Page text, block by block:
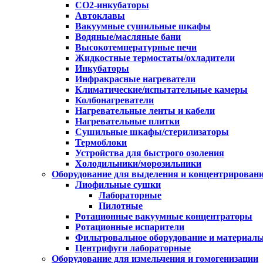
CO2-инкубаторы
Автоклавы
Вакуумные сушильные шкафы
Водяные/масляные бани
Высокотемпературные печи
Жидкостные термостаты/охладители
Инкубаторы
Инфракрасные нагреватели
Климатические/испытательные камеры
Колбонагреватели
Нагревательные ленты и кабели
Нагревательные плитки
Сушильные шкафы/стерилизаторы
Термоблоки
Устройства для быстрого озоления
Холодильники/морозильники
Оборудование для выделения и
Лиофильные сушки
Лабораторные
Пилотные
Ротационные вакуумные концентраторы
Ротационные испарители
Фильтровальное оборудование и
Центрифуги лабораторные
Оборудование для измельчения и гомогенизации